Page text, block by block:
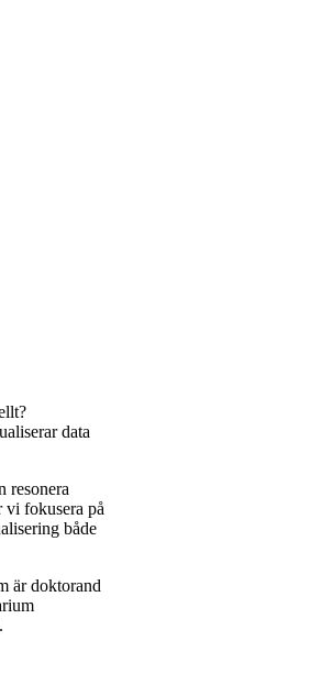
data
resonera
vi fokusera på
både
är doktorand